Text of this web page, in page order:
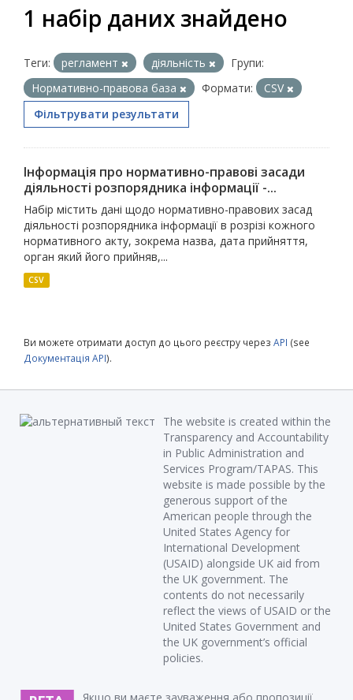
1 набір даних знайдено
Теги: регламент діяльність
Групи:
Нормативно-правова база
Формати:
CSV
Фільтрувати результати
Інформація про нормативно-правові засади
діяльності розпорядника інформації -...
Набір містить дані щодо нормативно-правових засад
діяльності розпорядника інформації в розрізі кожного
нормативного акту, зокрема назва, дата прийняття,
орган який його прийняв,...
CSV
Ви можете отримати доступ до цього реєстру через API (see
Документація API).
The website is created within the
Transparency and Accountability
in Public Administration and
Services Program/TAPAS. This
website is made possible by the
generous support of the
American people through the
United States Agency for
International Development
(USAID) alongside UK aid from
the UK government. The
contents do not necessarily
reflect the views of USAID or the
United States Government and
the UK government’s official
policies.